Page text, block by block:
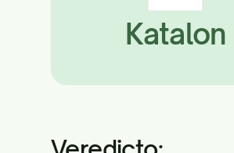
Katalon